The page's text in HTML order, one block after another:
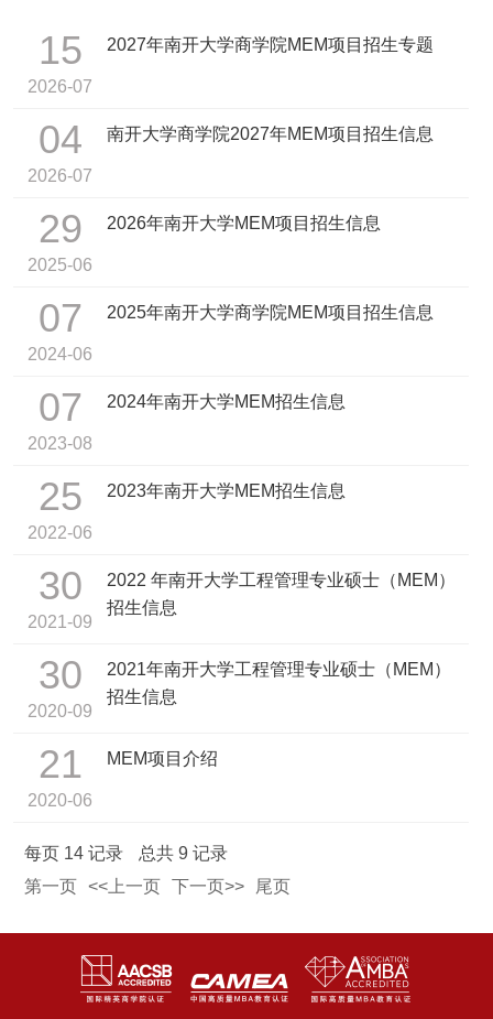
2027年南开大学商学院MEM项目招生专题
15
2026-07
南开大学商学院2027年MEM项目招生信息
04
2026-07
2026年南开大学MEM项目招生信息
29
2025-06
2025年南开大学商学院MEM项目招生信息
07
2024-06
2024年南开大学MEM招生信息
07
2023-08
2023年南开大学MEM招生信息
25
2022-06
2022 年南开大学工程管理专业硕士（MEM）
招生信息
30
2021-09
2021年南开大学工程管理专业硕士（MEM）
招生信息
30
2020-09
MEM项目介绍
21
2020-06
每页 14 记录 总共 9 记录
第一页 <<上一页 下一页>> 尾页